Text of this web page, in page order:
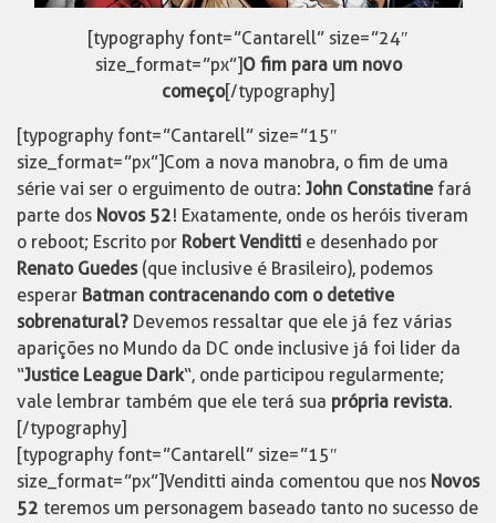
[typography font=”Cantarell” size=”24″
size_format=”px”]O fim para um novo
começo[/typography]
[typography font=”Cantarell” size=”15″
size_format=”px”]Com a nova manobra, o fim de uma
série vai ser o erguimento de outra: John Constatinefará
parte dos Novos 52! Exatamente, onde os heróis tiveram
o reboot; Escrito por Robert Venditti e desenhado por
Renato Guedes(que inclusive é Brasileiro), podemos
esperar Batman contracenando com o detetive
sobrenatural? Devemos ressaltar que ele já fez várias
aparições no Mundo da DC onde inclusive já foi lider da
“Justice League Dark“, onde participou regularmente;
vale lembrar também que ele terá sua própria revista.
[/typography]
[typography font=”Cantarell” size=”15″
size_format=”px”]Venditti ainda comentou que nos Novos
52 teremos um personagem baseado tanto no sucesso de